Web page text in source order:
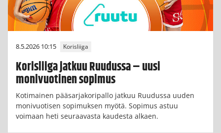
8.5.2026 10:15 Korisliiga
Korisliiga jatkuu Ruudussa – uusi
monivuotinen sopimus
Kotimainen pääsarjakoripallo jatkuu Ruudussa uuden
monivuotisen sopimuksen myötä. Sopimus astuu
voimaan heti seuraavasta kaudesta alkaen.